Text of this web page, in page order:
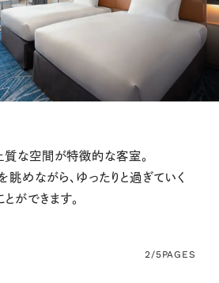
質な空間が特徴的な客室。
めながら、ゆったりと過ぎていく
ができます。
2/5PAGES